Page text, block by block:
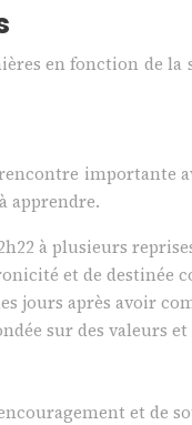
en fonction de
importante
apprendre.
à plusieurs
et de destinée
après avoir
sur des valeurs
et